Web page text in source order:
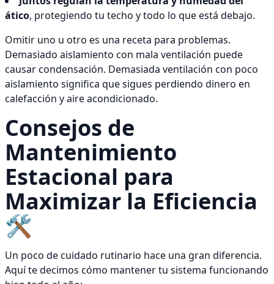
ático, protegiendo tu techo y todo lo que está debajo.
Omitir uno u otro es una receta para problemas.
Demasiado aislamiento con mala ventilación puede
causar condensación. Demasiada ventilación con poco
aislamiento significa que sigues perdiendo dinero en
calefacción y aire acondicionado.
Consejos de
Mantenimiento
Estacional para
Maximizar la Eficiencia
🛠️
Un poco de cuidado rutinario hace una gran diferencia.
Aquí te decimos cómo mantener tu sistema funcionando